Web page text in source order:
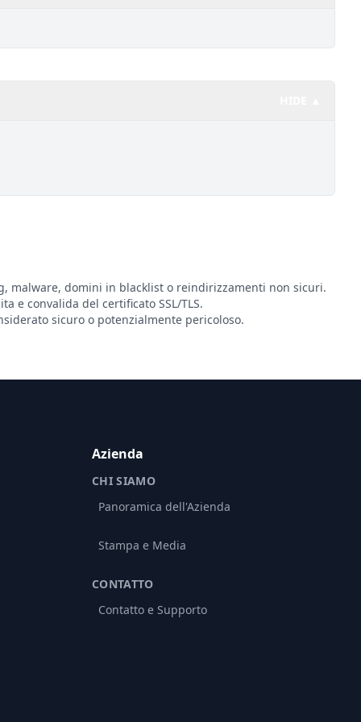
malware, domini in blacklist o reindirizzamenti non sicuri.
e convalida del certificato SSL/TLS.
sicuro o potenzialmente pericoloso.
Azienda
CHI SIAMO
Panoramica dell'Azienda
Stampa e Media
CONTATTO
Contatto e Supporto